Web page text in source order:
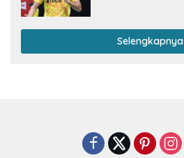
Selengkapnya